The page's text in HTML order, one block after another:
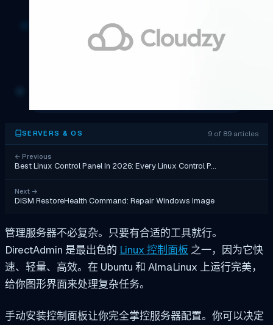
SERVERS & OS 9 of 89 articles
← Previous
Best Linux Control Panel In 2026: Every Linux Control P…
Next →
DISM RestoreHealth Command: Repair Windows Image
管理服务器不必复杂。只要有合适的工具就行。
DirectAdmin 是最出色的 Linux 控制面板 之一，因为它快
速、轻量、高效。在 Ubuntu 和 AlmaLinux 上运行完美，
给你图形界面来处理复杂任务。
手动安装控制面板让你完全掌控服务器配置。你可以决定